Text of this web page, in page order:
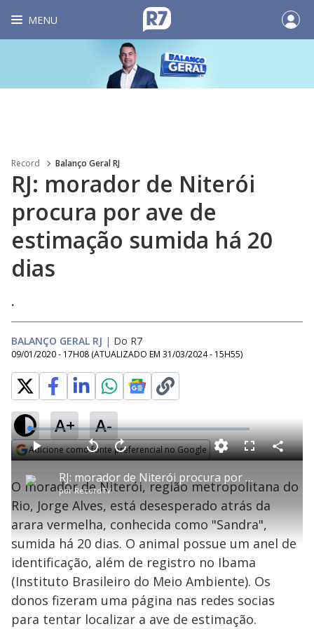
MENU
Record Balanço Geral RJ
RJ: morador de Niterói
procura por ave de
estimação sumida há 20
dias
.
BALANÇO GERAL RJ | Do R7
09/01/2020 - 17H08 (ATUALIZADO EM 31/03/2024 - 15H55)
A+ A-
Adicione como fonte preferencial no Google
P
l
a
y
RJ: morador de Niterói procura por ave de estimação sumida há 20 dias
porRecordTV
P V
t
a
r
0
e
g
n
d
A
n
ç
a
1
s
e
u
n
o
s
M
u
L
o
a
d
e
:
3
.
1
%
F
l
s
c
e
n
C
o
a
r
O morador de Niterói, região metropolitana do
Rio, Jorge Alves, está desesperado atrás da
arara vermelha, conhecida como "Sandra",
sumida há 20 dias. O animal possue um anel de
identificação, além de registro no Ibama
(Instituto Brasileiro do Meio Ambiente). Os
donos fizeram uma página nas redes socias
para tentar localizar a ave de estimação.